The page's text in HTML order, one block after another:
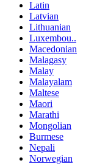
Latin
Latvian
Lithuanian
Luxembou..
Macedonian
Malagasy
Malay
Malayalam
Maltese
Maori
Marathi
Mongolian
Burmese
Nepali
Norwegian